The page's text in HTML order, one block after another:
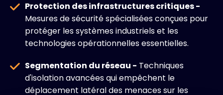
Protection des infrastructures critiques -
Mesures de sécurité spécialisées conçues pour
protéger les systèmes industriels et les
technologies opérationnelles essentielles.
Segmentation du réseau - Techniques
d'isolation avancées qui empêchent le
déplacement latéral des menaces sur les